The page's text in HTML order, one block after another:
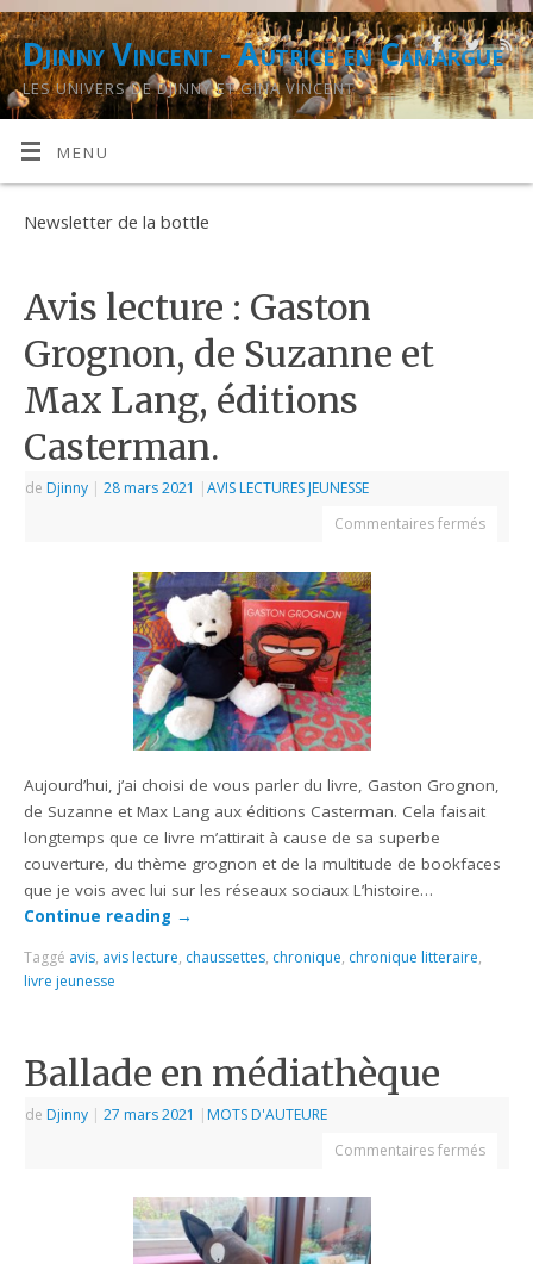
Djinny Vincent - Autrice en Camargue
LES UNIVERS DE DJINNY ET GINA VINCENT
MENU
Newsletter de la bottle
Avis lecture : Gaston
Grognon, de Suzanne et
Max Lang, éditions
Casterman.
de Djinny | 28 mars 2021 |AVIS LECTURES JEUNESSE
Commentaires fermés
Aujourd’hui, j’ai choisi de vous parler du livre, Gaston Grognon,
de Suzanne et Max Lang aux éditions Casterman. Cela faisait
longtemps que ce livre m’attirait à cause de sa superbe
couverture, du thème grognon et de la multitude de bookfaces
que je vois avec lui sur les réseaux sociaux L’histoire…
Continue reading →
Taggé avis, avis lecture, chaussettes, chronique, chronique litteraire,
livre jeunesse
Ballade en médiathèque
de Djinny | 27 mars 2021 | MOTS D'AUTEURE
Commentaires fermés